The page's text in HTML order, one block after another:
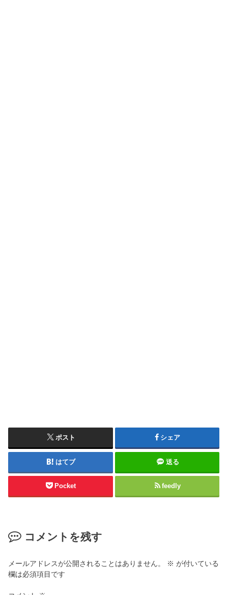
ポスト シェア
はてブ 送る
Pocket feedly
コメントを残す
メールアドレスが公開されることはありません。 ※ が付いている
欄は必須項目です